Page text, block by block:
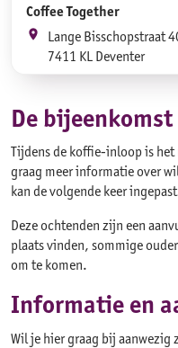
Coffee Together
Lange Bisschopstraat
7411 KL Deventer
De bijeenkomst
Tijdens de koffie-inloop is
graag meer informatie over
kan de volgende keer
Deze ochtenden zijn een
plaats vinden, sommige
om te komen.
Informatie en
Wil je hier graag bij aanwezig